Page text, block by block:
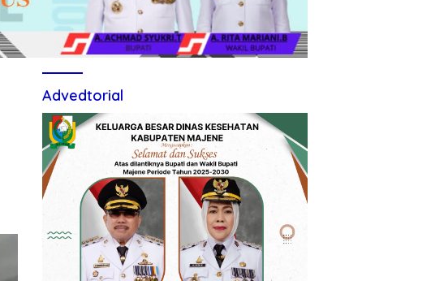
Advedtorial